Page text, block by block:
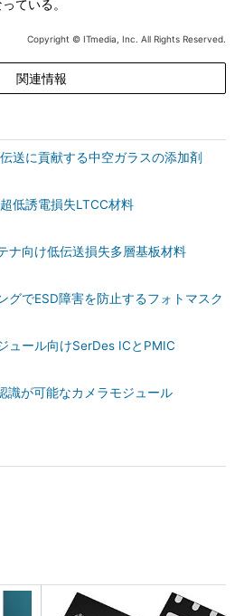
ている。
Copyright © ITmedia, Inc. All Rights Reserved.
関連情報
送に貢献する中空ガラスの添加剤
低誘電損失LTCC材料
ナ向け低伝送損失多層基板材料
グでESD障害を防止するフォトマスク
ュール向けSerDes ICとPMIC
識が可能なカメラモジュール